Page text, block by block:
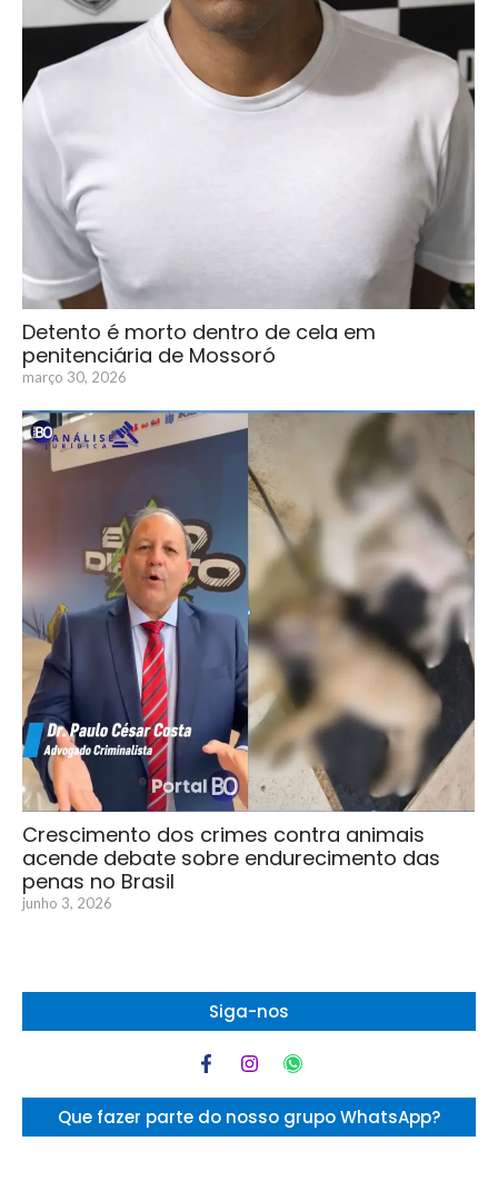
Detento é morto dentro de cela em
penitenciária de Mossoró
março 30, 2026
Crescimento dos crimes contra animais
acende debate sobre endurecimento das
penas no Brasil
junho 3, 2026
Siga-nos
Que fazer parte do nosso grupo WhatsApp?